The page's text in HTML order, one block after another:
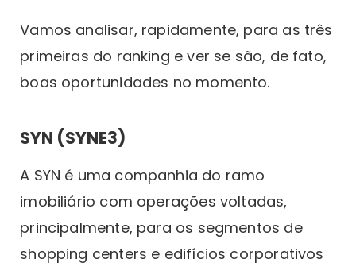
Vamos analisar, rapidamente, para as três
primeiras do ranking e ver se são, de fato,
boas oportunidades no momento.
SYN (SYNE3)
A SYN é uma companhia do ramo
imobiliário com operações voltadas,
principalmente, para os segmentos de
shopping centers e edifícios corporativos